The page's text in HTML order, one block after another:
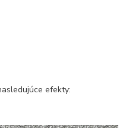
efekty: